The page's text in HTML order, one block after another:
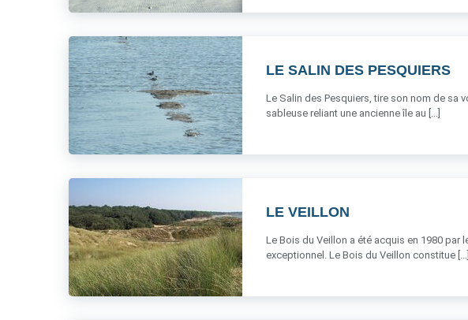
LE SALIN DES PESQUIERS
Le Salin des Pesquiers, tire son nom de sa
sableuse reliant une ancienne île au [...]
LE VEILLON
Le Bois du Veillon a été acquis en 1980 par
exceptionnel. Le Bois du Veillon constitue [...]